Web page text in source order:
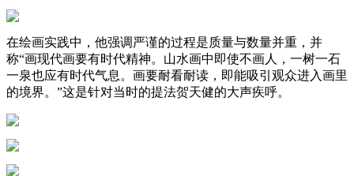
在绘画实践中，他强调严谨的过程是质量与数量并重，并
称“画现代画要有时代精神。山水画中即使不画人，一树一石
一泉也应有时代气息。画要耐看耐读，即能吸引观众进入画里
的境界。”这是针对当时的提法贺天健的大声疾呼。